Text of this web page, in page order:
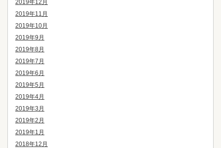
2019年12月
2019年11月
2019年10月
2019年9月
2019年8月
2019年7月
2019年6月
2019年5月
2019年4月
2019年3月
2019年2月
2019年1月
2018年12月